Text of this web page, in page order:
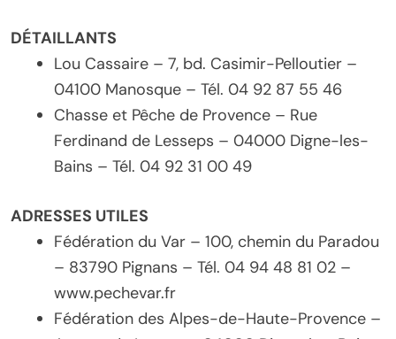
DÉTAILLANTS
Lou Cassaire – 7, bd. Casimir-Pelloutier –
04100 Manosque – Tél. 04 92 87 55 46
Chasse et Pêche de Provence – Rue
Ferdinand de Lesseps – 04000 Digne-les-
Bains – Tél. 04 92 31 00 49
ADRESSES UTILES
Fédération du Var – 100, chemin du Paradou
– 83790 Pignans – Tél. 04 94 48 81 02 –
www.pechevar.fr
Fédération des Alpes-de-Haute-Provence –